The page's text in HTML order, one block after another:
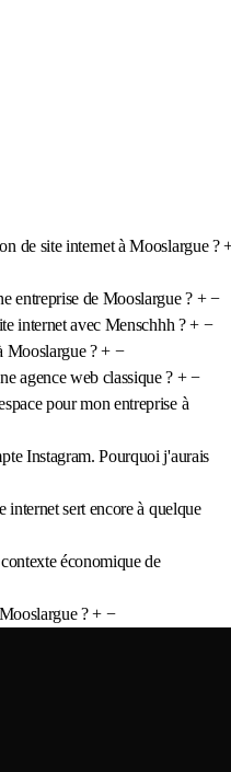
de site internet à Mooslargue ?
entreprise de Mooslargue ? + −
internet avec Menschhh ? + −
Mooslargue ? + −
agence web classique ? + −
pour mon entreprise à
Instagram. Pourquoi j'aurais
sert encore à quelque
économique de
? + −